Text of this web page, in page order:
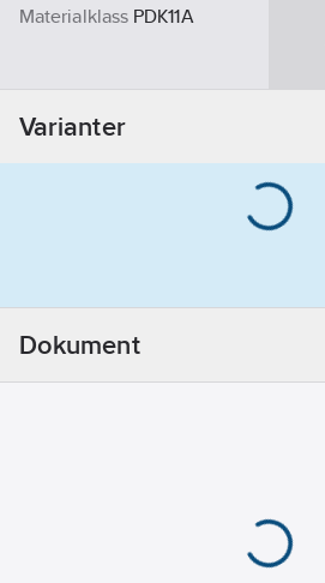
Materialklass PDK11A
Varianter
Dokument